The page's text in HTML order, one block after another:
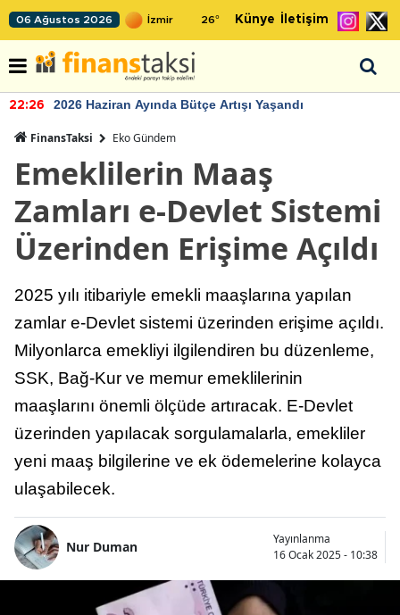
06 Ağustos 2026 26° Künye İletişim
22:26 2026 Haziran Ayında Bütçe Artışı Yaşandı
FinansTaksi Eko Gündem
Emeklilerin Maaş
Zamları e-Devlet Sistemi
Üzerinden Erişime Açıldı
2025 yılı itibariyle emekli maaşlarına yapılan
zamlar e-Devlet sistemi üzerinden erişime açıldı.
Milyonlarca emekliyi ilgilendiren bu düzenleme,
SSK, Bağ-Kur ve memur emeklilerinin
maaşlarını önemli ölçüde artıracak. E-Devlet
üzerinden yapılacak sorgulamalarla, emekliler
yeni maaş bilgilerine ve ek ödemelerine kolayca
ulaşabilecek.
Nur Duman
Yayınlanma
16 Ocak 2025 - 10:38